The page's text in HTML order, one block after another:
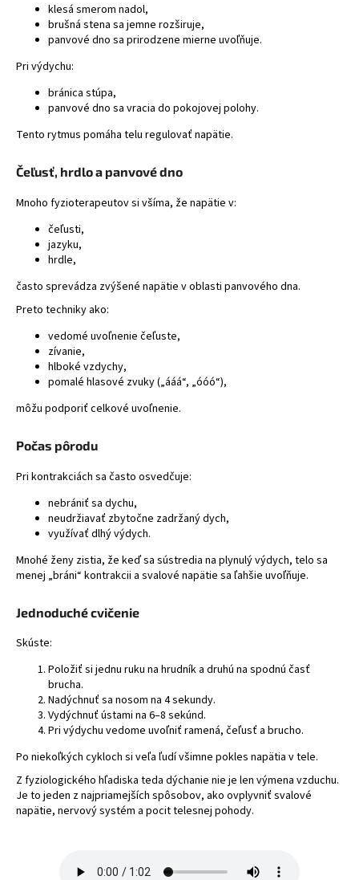
klesá smerom nadol,
brušná stena sa jemne rozširuje,
panvové dno sa prirodzene mierne uvoľňuje.
Pri výdychu:
bránica stúpa,
panvové dno sa vracia do pokojovej polohy.
Tento rytmus pomáha telu regulovať napätie.
Čeľusť, hrdlo a panvové dno
Mnoho fyzioterapeutov si všíma, že napätie v:
čeľusti,
jazyku,
hrdle,
často sprevádza zvýšené napätie v oblasti panvového dna.
Preto techniky ako:
vedomé uvoľnenie čeľuste,
zívanie,
hlboké vzdychy,
pomalé hlasové zvuky („ááá“, „óóó“),
môžu podporiť celkové uvoľnenie.
Počas pôrodu
Pri kontrakciách sa často osvedčuje:
nebrániť sa dychu,
neudržiavať zbytočne zadržaný dych,
využívať dlhý výdych.
Mnohé ženy zistia, že keď sa sústredia na plynulý výdych, telo sa
menej „bráni“ kontrakcii a svalové napätie sa ľahšie uvoľňuje.
Jednoduché cvičenie
Skúste:
Položiť si jednu ruku na hrudník a druhú na spodnú časť
brucha.
Nadýchnuť sa nosom na 4 sekundy.
Vydýchnuť ústami na 6–8 sekúnd.
Pri výdychu vedome uvoľniť ramená, čeľusť a brucho.
Po niekoľkých cykloch si veľa ľudí všimne pokles napätia v tele.
Z fyziologického hľadiska teda dýchanie nie je len výmena vzduchu.
Je to jeden z najpriamejších spôsobov, ako ovplyvniť svalové
napätie, nervový systém a pocit telesnej pohody.